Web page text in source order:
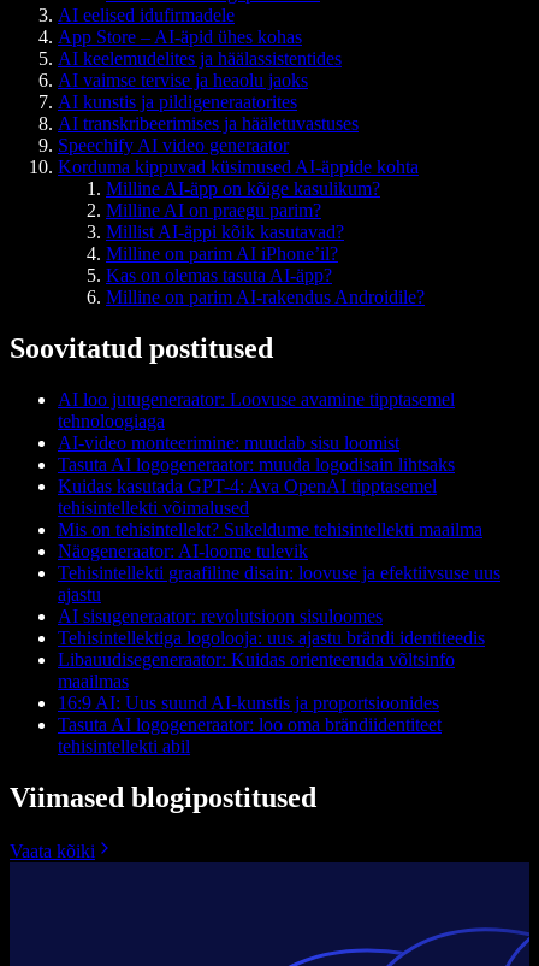
AI eelised idufirmadele
App Store – AI-äpid ühes kohas
AI keelemudelites ja häälassistentides
AI vaimse tervise ja heaolu jaoks
AI kunstis ja pildigeneraatorites
AI transkribeerimises ja hääletuvastuses
Speechify AI video generaator
Korduma kippuvad küsimused AI-äppide kohta
Milline AI-äpp on kõige kasulikum?
Milline AI on praegu parim?
Millist AI-äppi kõik kasutavad?
Milline on parim AI iPhone’il?
Kas on olemas tasuta AI-äpp?
Milline on parim AI-rakendus Androidile?
Soovitatud postitused
AI loo jutugeneraator: Loovuse avamine tipptasemel
tehnoloogiaga
AI-video monteerimine: muudab sisu loomist
Tasuta AI logogeneraator: muuda logodisain lihtsaks
Kuidas kasutada GPT-4: Ava OpenAI tipptasemel
tehisintellekti võimalused
Mis on tehisintellekt? Sukeldume tehisintellekti maailma
Näogeneraator: AI-loome tulevik
Tehisintellekti graafiline disain: loovuse ja efektiivsuse uus
ajastu
AI sisugeneraator: revolutsioon sisuloomes
Tehisintellektiga logolooja: uus ajastu brändi identiteedis
Libauudisegeneraator: Kuidas orienteeruda võltsinfo
maailmas
16:9 AI: Uus suund AI-kunstis ja proportsioonides
Tasuta AI logogeneraator: loo oma brändiidentiteet
tehisintellekti abil
Viimased blogipostitused
Vaata kõiki